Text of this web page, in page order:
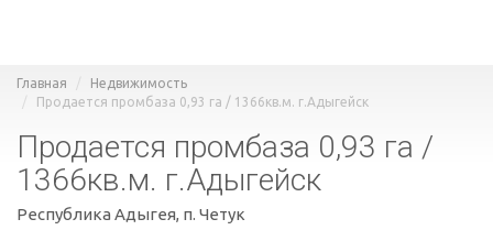
Главная
Недвижимость
Продается промбаза 0,93 га / 1366кв.м. г.Адыгейск
Продается промбаза 0,93 га /
1366кв.м. г.Адыгейск
Республика Адыгея, п. Четук